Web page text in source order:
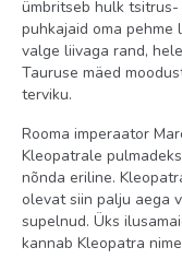
Superior Room
Standard
UAI
Imikud (8 kuud - 3 a.)
beebimonitor
ümbritseb hulk
puhkajaid oma pehme
valge liivaga rand,
Tauruse mäed
terviku.
Rooma imperaator
Kleopatrale
nõnda eriline.
olevat siin palju aega
supelnud. Üks
kannab Kleopatra